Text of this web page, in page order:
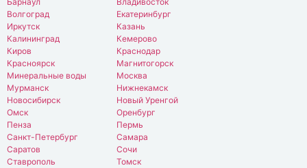
Волгоград
Екатеринбург
Иркутск
Казань
Калининград
Кемерово
Киров
Краснодар
Красноярск
Магнитогорск
Минеральные воды
Москва
Мурманск
Нижнекамск
Новосибирск
Новый Уренгой
Омск
Оренбург
Пенза
Пермь
Санкт-Петербург
Самара
Саратов
Сочи
Ставрополь
Томск